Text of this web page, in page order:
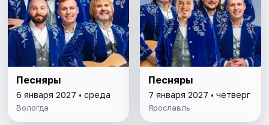
Песняры
6 января 2027 • среда
Вологда
Песняры
7 января 2027 • четверг
Ярославль